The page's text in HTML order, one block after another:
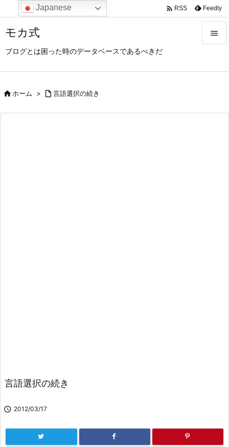
モカ式
ブログとは困った時のデータベースであるべきだ

 RSS Feedly
ホーム >  言語選択の続き
言語選択の続き
 2012/03/17
Japanese